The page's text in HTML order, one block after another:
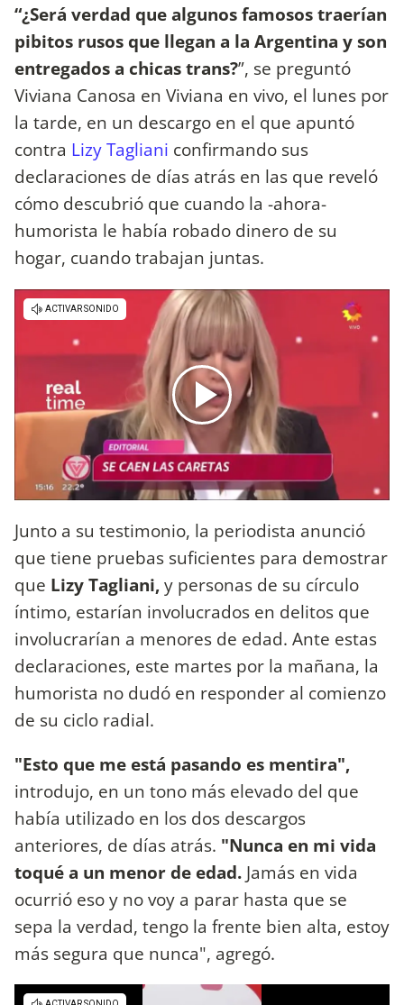
“¿Será verdad que algunos famosos traerían
pibitos rusos que llegan a la Argentina y son
entregados a chicas trans?”, se preguntó
Viviana Canosa en Viviana en vivo, el lunes por
la tarde, en un descargo en el que apuntó
contra Lizy Tagliani confirmando sus
declaraciones de días atrás en las que reveló
cómo descubrió que cuando la -ahora-
humorista le había robado dinero de su
hogar, cuando trabajan juntas.
Junto a su testimonio, la periodista anunció
que tiene pruebas suficientes para demostrar
que Lizy Tagliani,y personas de su círculo
íntimo, estarían involucrados en delitos que
involucrarían a menores de edad. Ante estas
declaraciones, este martes por la mañana, la
humorista no dudó en responder al comienzo
de su ciclo radial.
"Esto que me está pasando es mentira",
introdujo, en un tono más elevado del que
había utilizado en los dos descargos
anteriores, de días atrás. "Nunca en mi vida
toqué a un menor de edad. Jamás en vida
ocurrió eso y no voy a parar hasta que se
sepa la verdad, tengo la frente bien alta, estoy
más segura que nunca", agregó.